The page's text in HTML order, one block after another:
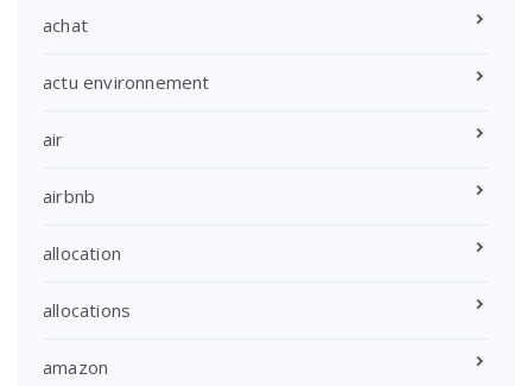
achat
actu environnement
air
airbnb
allocation
allocations
amazon